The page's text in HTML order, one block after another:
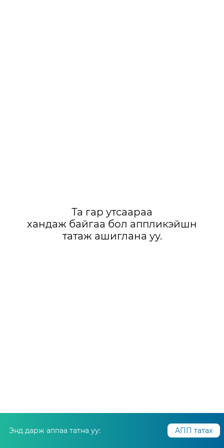
Та гар утсаараа
хандаж байгаа бол аппликэйшн
татаж ашиглана уу.
Энд дарж аппаа татна уу: АПП татах